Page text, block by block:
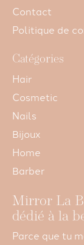
Contact
Politique de
Catégories
Hair
Cosmetic
Nails
Bijoux
Home
Barber
Mirror La
dédié à la
Parce que tu